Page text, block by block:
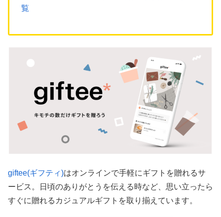
覧
giftee(ギフティ)はオンラインで手軽にギフトを贈れるサ
ービス。日頃のありがとうを伝える時など、思い立ったら
すぐに贈れるカジュアルギフトを取り揃えています。